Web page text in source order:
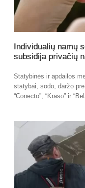
Individualių namų
subsidija privačių
Statybinės ir apdailos
statybai, sodo, daržo
“Conecto”, “Kraso” ir